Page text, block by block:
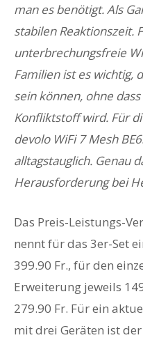
man es benötigt. Als
stabilen Reaktionszeit.
unterbrechungsfreie
Familien ist es wichtig,
sein können, ohne
Konfliktstoff wird. Für
devolo WiFi 7 Mesh
alltagstauglich. Genau
Herausforderung bei
Das Preis-Leistungs-
nennt für das 3er-Set
399.90 Fr., für den
Erweiterung jeweils
279.90 Fr. Für ein
mit drei Geräten ist